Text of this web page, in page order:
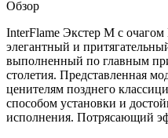
Обзор
InterFlame Экстер М с
элегантный и
выполненный по главным
столетия. Представленная
ценителям позднего
способом установки и
исполнения. Потрясающий